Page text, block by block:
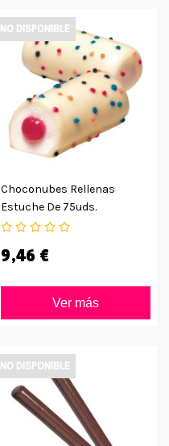
Choconubes Rellenas
Estuche De 75uds.
9,46 €
Ver más
NO DISPONIBLE
NO DISPONIBLE